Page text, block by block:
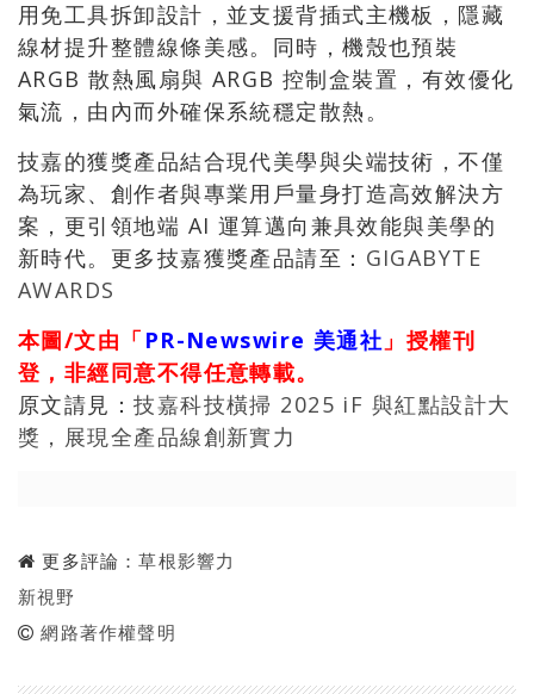
用免工具拆卸設計，並支援背插式主機板，隱藏
線材提升整體線條美感。同時，機殼也預裝
ARGB 散熱風扇與 ARGB 控制盒裝置，有效優化
氣流，由內而外確保系統穩定散熱。
技嘉的獲獎產品結合現代美學與尖端技術，不僅
為玩家、創作者與專業用戶量身打造高效解決方
案，更引領地端 AI 運算邁向兼具效能與美學的
新時代。更多技嘉獲獎產品請至： GIGABYTE
AWARDS
本圖/文由「 PR-Newswire 美通社 」授權刊
登，非經同意不得任意轉載。
原文請見：技嘉科技橫掃 2025 iF 與紅點設計大
獎，展現全產品線創新實力
更多評論：草根影響力
新視野
網路著作權聲明